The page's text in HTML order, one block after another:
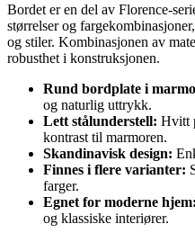
Bordet er en del av Florence-
størrelser og
og stiler. Kombinasjonen av
robusthet i konstruksjonen.
Rund bordplate i
og naturlig uttrykk.
Lett stålunderstell: Hvitt
kontrast til marmoren.
Skandinavisk design:
Finnes i flere varianter:
farger.
Egnet for moderne hjem:
og klassiske interiører.